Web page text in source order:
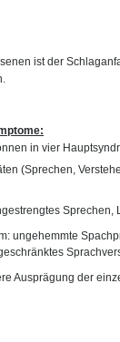
ist der
in vier
(Sprechen,
Sprechen,
ungehemmte
Ausprägung der